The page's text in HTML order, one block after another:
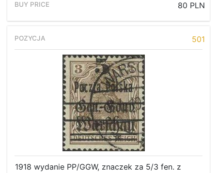
80 PLN
501
1918 wydanie PP/GGW, znaczek za 5/3 fen. z